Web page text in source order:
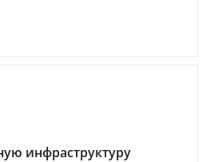
инфраструктуру